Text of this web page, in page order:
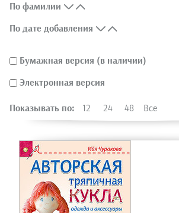
По фамилии
По дате добавления
Бумажная версия (в наличии)
Электронная версия
Показывать по: 12 24 48 Все